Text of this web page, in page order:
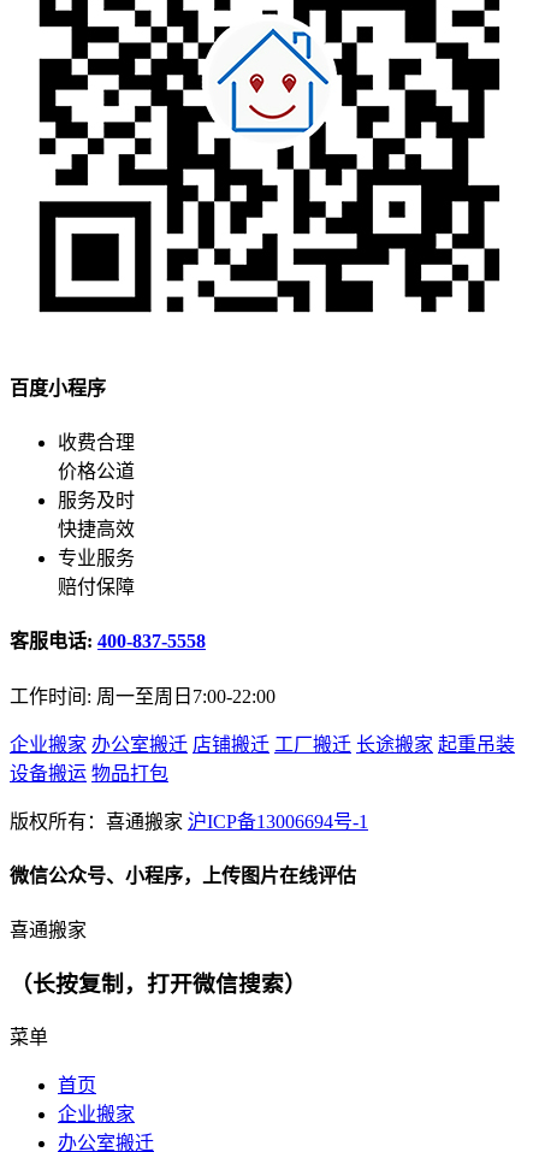
百度小程序
收费合理
价格公道
服务及时
快捷高效
专业服务
赔付保障
客服电话: 400-837-5558
工作时间: 周一至周日7:00-22:00
企业搬家 办公室搬迁 店铺搬迁 工厂搬迁 长途搬家 起重吊装
设备搬运 物品打包
版权所有：喜通搬家 沪ICP备13006694号-1
微信公众号、小程序，上传图片在线评估
喜通搬家
（长按复制，打开微信搜索）
菜单
首页
企业搬家
办公室搬迁